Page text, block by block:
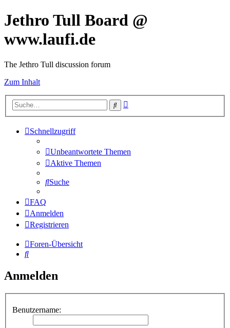
Jethro Tull Board @
www.laufi.de
The Jethro Tull discussion forum
Zum Inhalt
Suche
Schnellzugriff
Unbeantwortete Themen
Aktive Themen
Suche
FAQ
Anmelden
Registrieren
Foren-Übersicht
Suche
Anmelden
Benutzername: